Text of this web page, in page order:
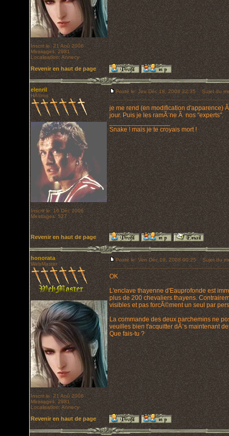
Inscrit le: 21 Aoû 2006
Messages: 2981
Localisation: Annecy
Revenir en haut de page
elenril
HÃ©ros
Inscrit le: 16 Déc 2006
Messages: 527
Posté le: Jeu Déc 18, 2008 22:35 Sujet du
je me rend (en modification d'apparence)
jour. Puis je les ramÃ¨ne Ã nos "experts".
_________________
Snake ! mais je te croyais mort !
Revenir en haut de page
honorata
WebMaster
Inscrit le: 21 Aoû 2006
Messages: 2981
Localisation: Annecy
Posté le: Ven Déc 19, 2008 00:25 Sujet du
OK
L'enclave thayenne d'Eauprofonde est
plus de 200 chevaliers thayens.
visibles et pas forcÃ©ment un seul par
La commande des deux parchemins ne
veuilles bien t'acquitter dÃ¨s maintenant
Que fais-tu ?
Revenir en haut de page